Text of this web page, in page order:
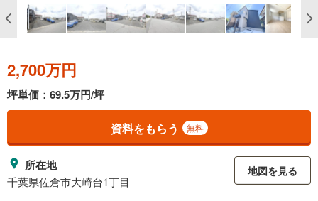
2,700万円
坪単価：69.5万円/坪
資料をもらう 無料
所在地
千葉県佐倉市大崎台1丁目
地図を見る